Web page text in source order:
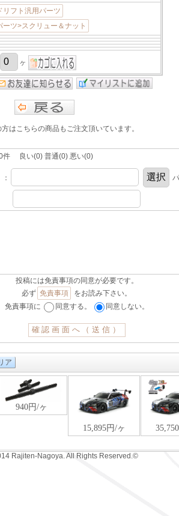
リフト汎用パーツ
ーツ>スクリュー＆ナット
ヶ
はこちらの商品もご注文頂いています。
件 良い(0) 普通(0) 悪い(0)
投稿には免責事項の同意が必要です。
必ず 免責事項
をお読み下さい。
免責事項に
同意する。 同意しない。
ア
Rajiten-Nagoya. All Rights Reserved.©